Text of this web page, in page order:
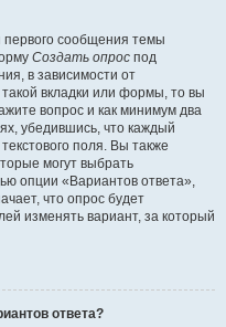
сообщения темы
Создать опрос под
в зависимости от
вкладки или формы, то вы
вопрос и как минимум два
убедившись, что каждый
поля. Вы также
могут выбрать
опции «Вариантов ответа»,
что опрос будет
изменять вариант, за который
ответа?